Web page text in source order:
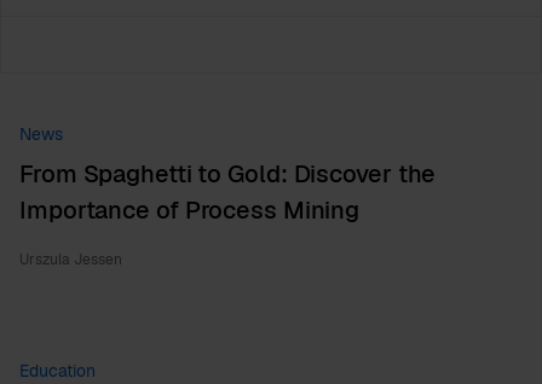
News
From Spaghetti to Gold: Discover the
Importance of Process Mining
Urszula Jessen
Education